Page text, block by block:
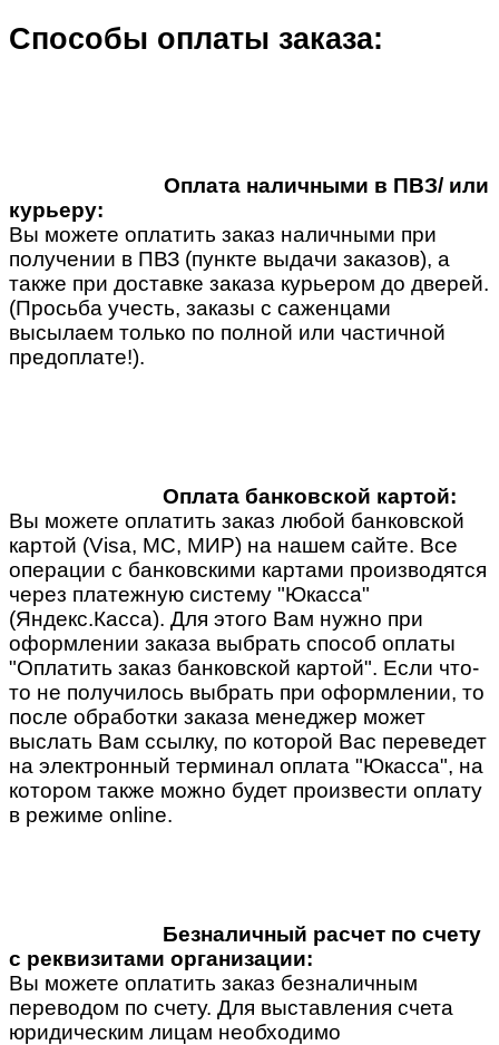
Способы оплаты заказа:
Оплата наличными в ПВЗ/ или
курьеру:
Вы можете оплатить заказ наличными при
получении в ПВЗ (пункте выдачи заказов), а
также при доставке заказа курьером до дверей.
(Просьба учесть, заказы с саженцами
высылаем только по полной или частичной
предоплате!).
Оплата банковской картой:
Вы можете оплатить заказ любой банковской
картой (Visa, MC, МИР) на нашем сайте. Все
операции с банковскими картами производятся
через платежную систему "Юкасса"
(Яндекс.Касса). Для этого Вам нужно при
оформлении заказа выбрать способ оплаты
"Оплатить заказ банковской картой". Если что-
то не получилось выбрать при оформлении, то
после обработки заказа менеджер может
выслать Вам ссылку, по которой Вас переведет
на электронный терминал оплата "Юкасса", на
котором также можно будет произвести оплату
в режиме online.
Безналичный расчет по счету
с реквизитами организации:
Вы можете оплатить заказ безналичным
переводом по счету. Для выставления счета
юридическим лицам необходимо